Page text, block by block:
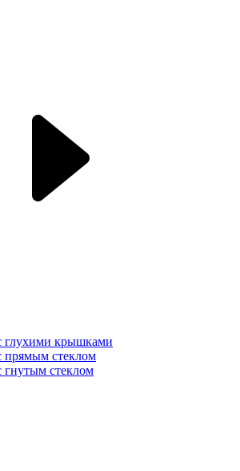
глухими крышками
прямым стеклом
стеклом